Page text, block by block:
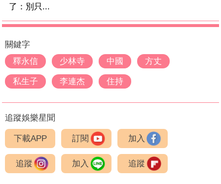
了：別只...
關鍵字
釋永信
少林寺 中國 方丈
私生子 李連杰 住持
追蹤娛樂星聞
下載APP 訂閱 加入
追蹤 加入 追蹤